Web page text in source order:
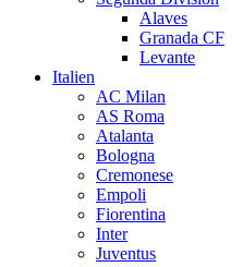
Alaves
Granada CF
Levante
Italien
AC Milan
AS Roma
Atalanta
Bologna
Cremonese
Empoli
Fiorentina
Inter
Juventus